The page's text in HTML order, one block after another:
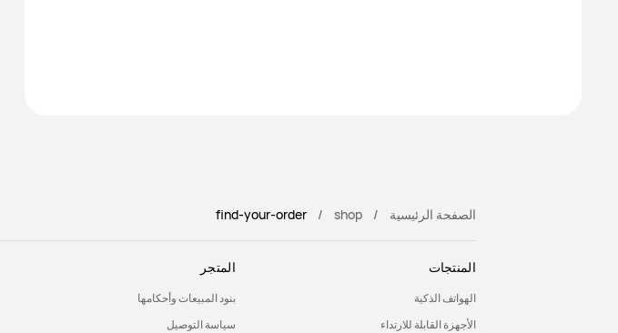
الصفحة الرئيسية shop
find-your-order
المنتجات
الهواتف الذكية
الأجهزة القابلة للارتداء
المتجر
بنود المبيعات وأحكامها
سياسة التوصيل